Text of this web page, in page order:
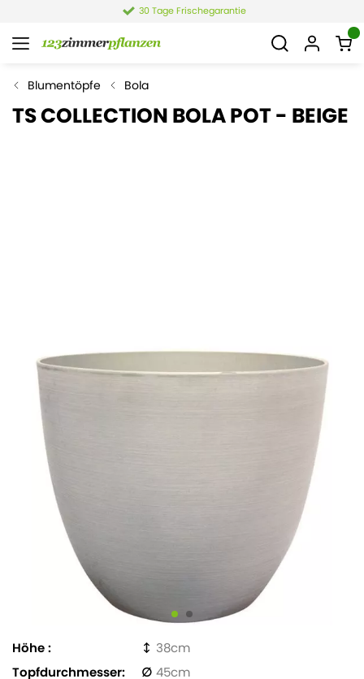
30 Tage Frischegarantie
Blumentöpfe Bola
TS COLLECTION BOLA POT - BEIGE
Höhe
38
Topfdurchmesser
45